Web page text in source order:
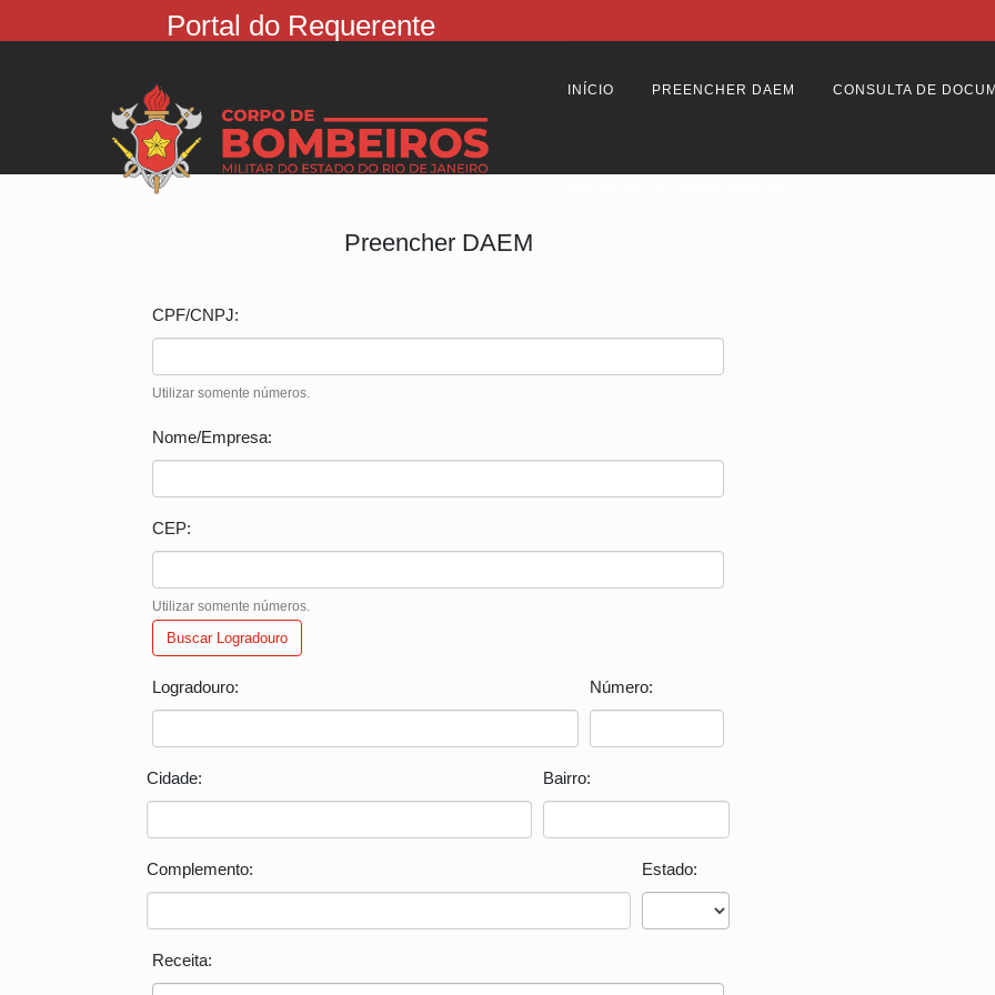
Portal do Requerente
INÍCIO PREENCHER DAEM CONSULTA DE
Preencher DAEM
CPF/CNPJ:
Utilizar somente números.
Nome/Empresa:
CEP:
Utilizar somente números.
Buscar Logradouro
Logradouro: Número:
Cidade: Bairro:
Complemento: Estado:
Receita: